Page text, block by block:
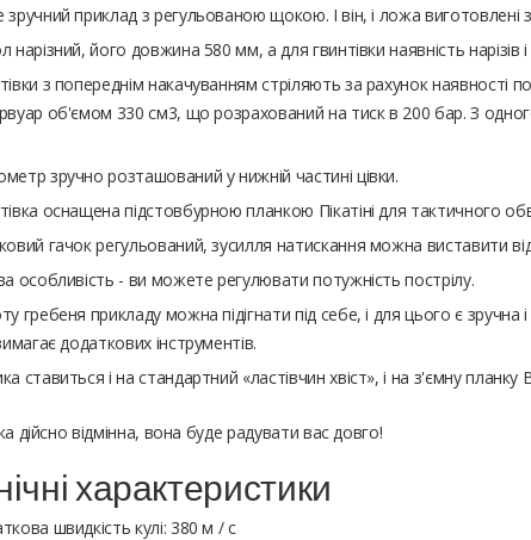
зручний приклад з регульованою щокою. І він, і ложа
нарізний, його довжина 580 мм, а для гвинтівки наявність нарізів
з попереднім накачуванням стріляють за рахунок наявності
об'ємом 330 см3, що розрахований на тиск в 200 бар. З
зручно розташований у нижній частині цівки.
оснащена підстовбурною планкою Пікатіні для тактичного
гачок регульований, зусилля натискання можна виставити
особливість - ви можете регулювати потужність пострілу.
гребеня прикладу можна підігнати під себе, і для цього є
додаткових інструментів.
ставиться і на стандартний «ластівчин хвіст», і на з'ємну планку
дійсно відмінна, вона буде радувати вас довго!
характеристики
швидкість кулі: 380 м / с